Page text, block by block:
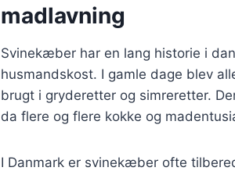
madlavning
Svinekæber har en lang historie i
husmandskost. I gamle dage blev
brugt i gryderetter og simreretter.
da flere og flere kokke og
I Danmark er svinekæber ofte